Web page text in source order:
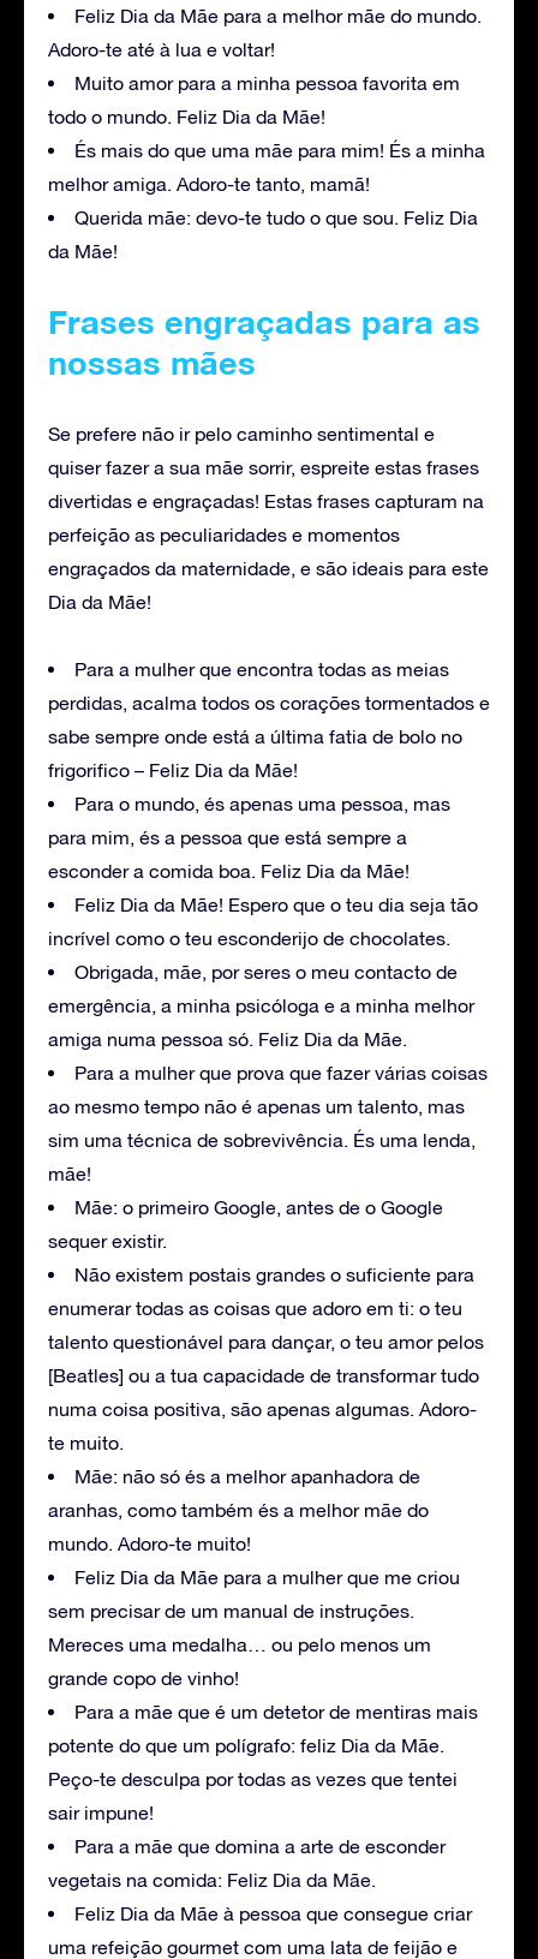
Feliz Dia da Mãe para a melhor mãe do mundo.
Adoro-te até à lua e voltar!
Muito amor para a minha pessoa favorita em
todo o mundo. Feliz Dia da Mãe!
És mais do que uma mãe para mim! És a minha
melhor amiga. Adoro-te tanto, mamã!
Querida mãe: devo-te tudo o que sou. Feliz Dia
da Mãe!
Frases engraçadas para as
nossas mães
Se prefere não ir pelo caminho sentimental e
quiser fazer a sua mãe sorrir, espreite estas frases
divertidas e engraçadas! Estas frases capturam na
perfeição as peculiaridades e momentos
engraçados da maternidade, e são ideais para este
Dia da Mãe!
Para a mulher que encontra todas as meias
perdidas, acalma todos os corações tormentados e
sabe sempre onde está a última fatia de bolo no
frigorifico – Feliz Dia da Mãe!
Para o mundo, és apenas uma pessoa, mas
para mim, és a pessoa que está sempre a
esconder a comida boa. Feliz Dia da Mãe!
Feliz Dia da Mãe! Espero que o teu dia seja tão
incrível como o teu esconderijo de chocolates.
Obrigada, mãe, por seres o meu contacto de
emergência, a minha psicóloga e a minha melhor
amiga numa pessoa só. Feliz Dia da Mãe.
Para a mulher que prova que fazer várias coisas
ao mesmo tempo não é apenas um talento, mas
sim uma técnica de sobrevivência. És uma lenda,
mãe!
Mãe: o primeiro Google, antes de o Google
sequer existir.
Não existem postais grandes o suficiente para
enumerar todas as coisas que adoro em ti: o teu
talento questionável para dançar, o teu amor pelos
[Beatles] ou a tua capacidade de transformar tudo
numa coisa positiva, são apenas algumas. Adoro-
te muito.
Mãe: não só és a melhor apanhadora de
aranhas, como também és a melhor mãe do
mundo. Adoro-te muito!
Feliz Dia da Mãe para a mulher que me criou
sem precisar de um manual de instruções.
Mereces uma medalha… ou pelo menos um
grande copo de vinho!
Para a mãe que é um detetor de mentiras mais
potente do que um polígrafo: feliz Dia da Mãe.
Peço-te desculpa por todas as vezes que tentei
sair impune!
Para a mãe que domina a arte de esconder
vegetais na comida: Feliz Dia da Mãe.
Feliz Dia da Mãe à pessoa que consegue criar
uma refeição gourmet com uma lata de feijão e